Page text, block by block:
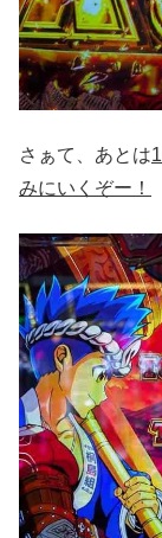
さぁて、あとは
みにいくぞー！